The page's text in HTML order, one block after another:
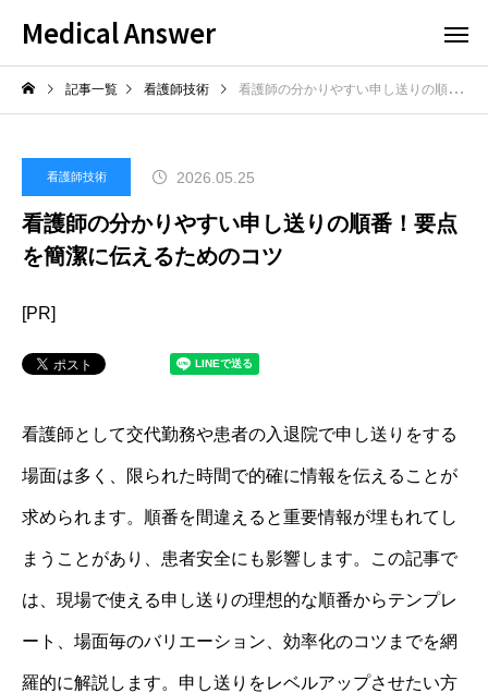
Medical Answer
記事一覧 看護師技術 看護師の分かりやすい申し送りの順番！要点を簡潔に伝えるためのコツ
看護師技術 2026.05.25
看護師の分かりやすい申し送りの順番！要点
を簡潔に伝えるためのコツ
[PR]
看護師として交代勤務や患者の入退院で申し送りをする
場面は多く、限られた時間で的確に情報を伝えることが
求められます。順番を間違えると重要情報が埋もれてし
まうことがあり、患者安全にも影響します。この記事で
は、現場で使える申し送りの理想的な順番からテンプレ
ート、場面毎のバリエーション、効率化のコツまでを網
羅的に解説します。申し送りをレベルアップさせたい方